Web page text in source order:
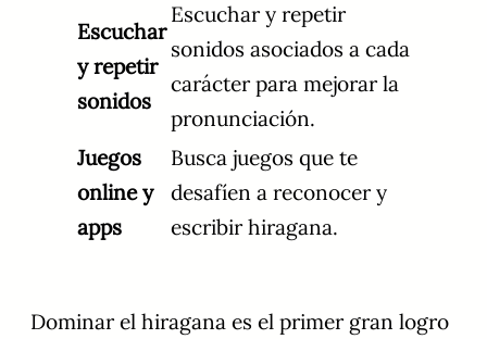
Escuchar
y repetir
sonidos
Escuchar y repetir
sonidos asociados a cada
carácter para mejorar la
pronunciación.
Juegos
online y
apps
Busca juegos que te
desafíen a reconocer y
escribir hiragana.
Dominar el hiragana es el primer gran logro